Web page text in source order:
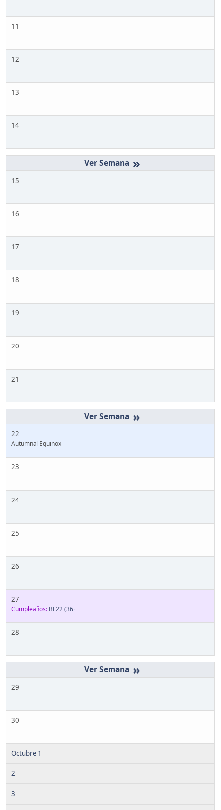
11
12
13
14
»
15
16
17
18
19
20
21
»
22
Autumnal Equinox
23
24
25
26
27
Cumpleaños: BF22(36)
28
»
29
30
Octubre 1
2
3